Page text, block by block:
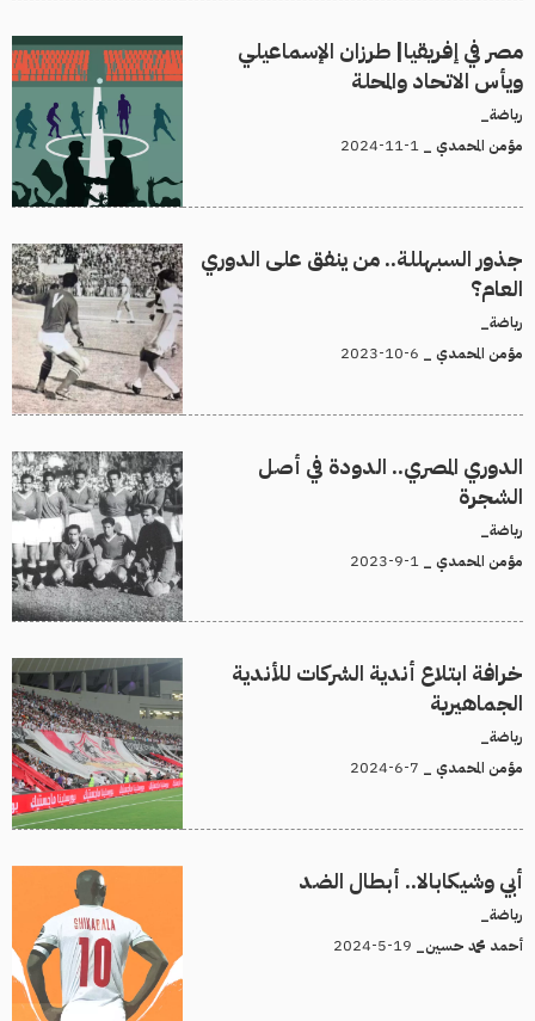
مصر في إفريقيا| طرزان الإسماعيلي
ويأس الاتحاد والمحلة
رياضة_
مؤمن المحمدي _
جذور السبهللة.. من ينفق على الدوري
العام؟
رياضة_
مؤمن المحمدي _
الدوري المصري.. الدودة في أصل
الشجرة
رياضة_
مؤمن المحمدي _
خرافة ابتلاع أندية الشركات للأندية
الجماهيرية
رياضة_
مؤمن المحمدي _
أبي وشيكابالا.. أبطال الضد
رياضة_
أحمد محمد حسين_